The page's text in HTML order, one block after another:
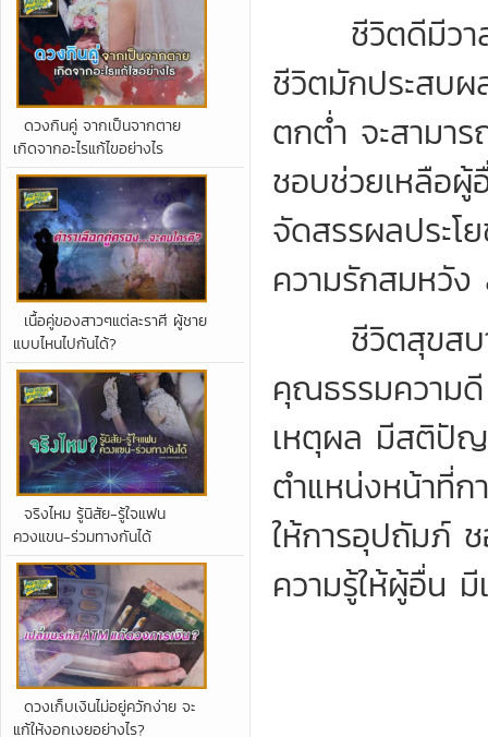
​ดวงกินคู่ จากเป็นจากตาย
เกิดจากอะไรแก้ไขอย่างไร
เนื้อคู่ของสาวๆแต่ละราศี ผู้ชาย
แบบไหนไปกันได้?
จริงไหม รู้นิสัย-รู้ใจแฟน
ควงแขน-ร่วมทางกันได้
ดวงเก็บเงินไม่อยู่ควักง่าย จะ
แก้ให้งอกเงยอย่างไร?
ชีวิตดีมีวาสน
ชีวิตมักประสบผ
ตกต่ำ จะสามา
ชอบช่วยเหลือผู้
จัดสรรผลประ
ความรักสมหวั
ชีวิตสุขสบาย
คุณธรรมความ
เหตุผล มีสติปัญ
ตำแหน่งหน้าที่ก
ให้การอุปถัมภ์
ความรู้ให้ผู้อื่น